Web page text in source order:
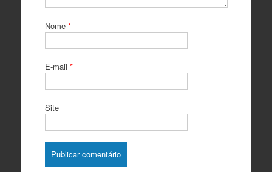
Nome *
E-mail *
Site